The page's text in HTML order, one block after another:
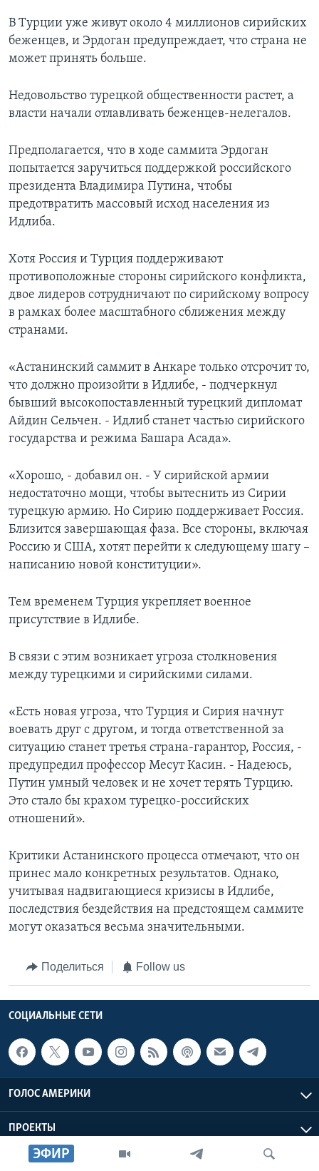
ЭФИР
В Турции уже живут около 4 миллионов сирийских
беженцев, и Эрдоган предупреждает, что страна не
может принять больше.
Недовольство турецкой общественности растет, а
власти начали отлавливать беженцев-нелегалов.
Предполагается, что в ходе саммита Эрдоган
попытается заручиться поддержкой российского
президента Владимира Путина, чтобы
предотвратить массовый исход населения из
Идлиба.
Хотя Россия и Турция поддерживают
противоположные стороны сирийского конфликта,
двое лидеров сотрудничают по сирийскому вопросу
в рамках более масштабного сближения между
странами.
«Астанинский саммит в Анкаре только отсрочит то,
что должно произойти в Идлибе, - подчеркнул
бывший высокопоставленный турецкий дипломат
Айдин Сельчен. - Идлиб станет частью сирийского
государства и режима Башара Асада».
«Хорошо, - добавил он. - У сирийской армии
недостаточно мощи, чтобы вытеснить из Сирии
турецкую армию. Но Сирию поддерживает Россия.
Близится завершающая фаза. Все стороны, включая
Россию и США, хотят перейти к следующему шагу –
написанию новой конституции».
Тем временем Турция укрепляет военное
присутствие в Идлибе.
В связи с этим возникает угроза столкновения
между турецкими и сирийскими силами.
«Есть новая угроза, что Турция и Сирия начнут
воевать друг с другом, и тогда ответственной за
ситуацию станет третья страна-гарантор, Россия, -
предупредил профессор Месут Касин. - Надеюсь,
Путин умный человек и не хочет терять Турцию.
Это стало бы крахом турецко-российских
отношений».
Критики Астанинского процесса отмечают, что он
принес мало конкретных результатов. Однако,
учитывая надвигающиеся кризисы в Идлибе,
последствия бездействия на предстоящем саммите
могут оказаться весьма значительными.
Поделиться Follow us
СОЦИАЛЬНЫЕ СЕТИ
ГОЛОС АМЕРИКИ
ПРОЕКТЫ